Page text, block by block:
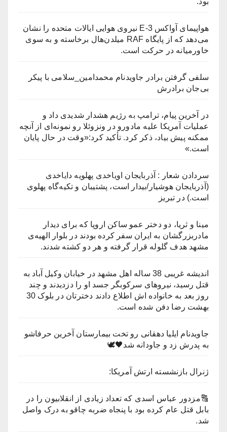
هواپیمای آواکس E-3 نیروی هوایی ایالات متحده را نشان
می‌دهد که از پایگاه RAF میلدن‌هال برخاسته و به سوی
خاورمیانه در حرکت است.
سلفی گرفتن برادر جاویدنام محمدامین_سلامی با پیکر
بی‌جان برادرش
در آخرین پیام، ترامپ به رژیم هشدار شدیدی داد و
عملیات آمریکا علیه مادورو در ونزوئلا رو نمونه‌ای از آنچه
ممکنه پیش بیاد، ذکر کرد. تأکید کرد:«وقت در حال پایان
است.»
سردادن شعار : آذربایجان اویاخدی پهلویه دایاخدی
(آذربایجان هوشیار/بیدار است، پشتیبان و تکیه‌گاه پهلوی
است.) در تبریز
مینا و ثریا، دو دختر عمو ساکن ارو‌پا که برای دیدار
مادربزرگشان به ایران سفر کرده بودند در بلوار الهیه‌ی
مشهد هدف گلوله قرار گرفته و هر دو کشته شدند.
اندیشه غریبی 38 ساله اهل مشهد در خیابان وکیل آباد به
قتل رسید، نیروهای سرکوبگر جسد او را دزدیدند و چند
روز بعد به خانواده اش اطلاع دادند دخترتان در بلوک 30
بهشت رضا دفن شده است.
جاویدنام ایلیا دهقانی رو تخت بیمارستان آخرین حرفاشو
به پدرش زد و جاودانه شد🖤🕊
ژنرال بازنشسته ارتش آمریکا:
🔠مزدور عباس اسدی که تعداد زیادی از انقلابیون را در
بابل قتل عام کرده بود با پنجاه ضربه چاقو به درک واصل
شد.